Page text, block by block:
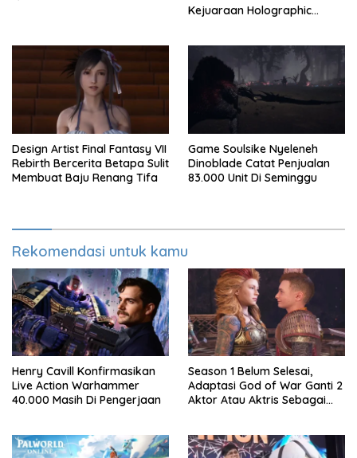
Kejuaraan Holographic
Design Artist Final Fantasy VII
Rebirth Bercerita Betapa Sulit
Membuat Baju Renang Tifa
Game Soulsike Nyeleneh
Dinoblade Catat Penjualan
83.000 Unit Di Seminggu
Rekomendasi untuk kamu
Henry Cavill Konfirmasikan
Live Action Warhammer
40.000 Masih Di Pengerjaan
Season 1 Belum Selesai,
Adaptasi God of War Ganti 2
Aktor Atau Aktris Sebagai